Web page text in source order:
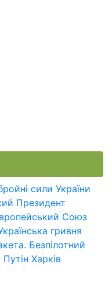
сили України
Президент
Союз
гривня
Безпілотний
Харків